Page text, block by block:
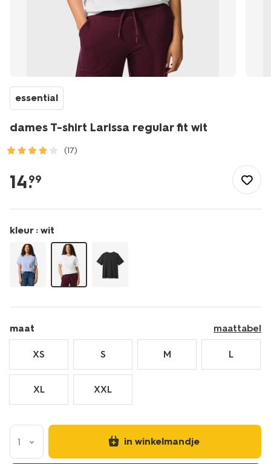
essential
dames T-shirt Larissa regular fit wit
(17)
tops/dames-
t-
larissa-
regular-
fit-
wit-
36300660WHITE.html
14.
99
kleur : wit
maat maattabel
XS S M L
XL XXL
1 in winkelmandje